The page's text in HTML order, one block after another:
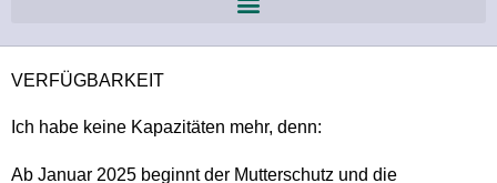
VERFÜGBARKEIT
Ich habe keine Kapazitäten mehr, denn:
Ab Januar 2025 beginnt der Mutterschutz und die